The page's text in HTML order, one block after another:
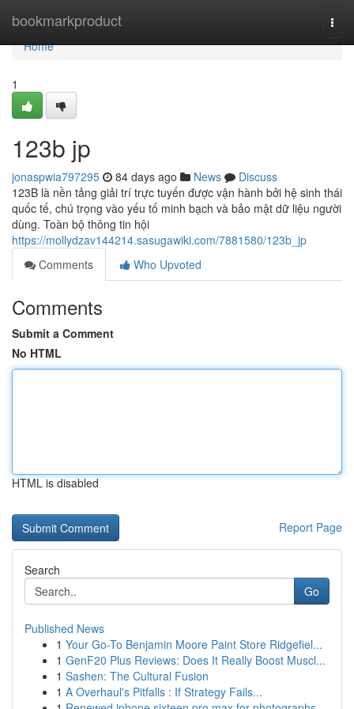
bookmarkproduct
Home
Home
1
123b jp
jonaspwia797295 84 days ago News
Discuss
123B là nền tảng giải trí trực tuyến được vận hành bởi hệ sinh thái
quốc tế, chú trọng vào yếu tố minh bạch và bảo mật dữ liệu người
dùng. Toàn bộ thông tin hội
https://mollydzav144214.sasugawiki.com/7881580/123b_jp
Comments
Who Upvoted
Comments
Submit a Comment
No HTML
HTML is disabled
Report Page
Search
Go
Published News
1 Your Go-To Benjamin Moore Paint Store Ridgefiel...
1 GenF20 Plus Reviews: Does It Really Boost Muscl...
1 Sashen: The Cultural Fusion
1 A Overhaul's Pitfalls : If Strategy Fails...